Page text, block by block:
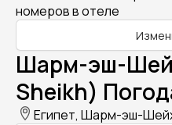
номеров в отеле
Шарм-эш-
Sheikh)
Египет, Шарм-эш-